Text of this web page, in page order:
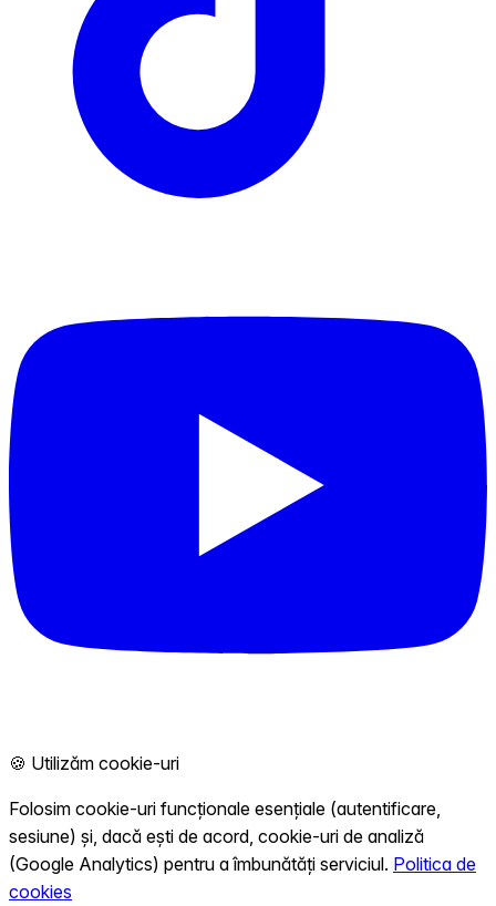
🍪 Utilizăm cookie-uri
Folosim cookie-uri funcționale esențiale (autentificare,
sesiune) și, dacă ești de acord, cookie-uri de analiză
(Google Analytics) pentru a îmbunătăți serviciul. Politica de
cookies